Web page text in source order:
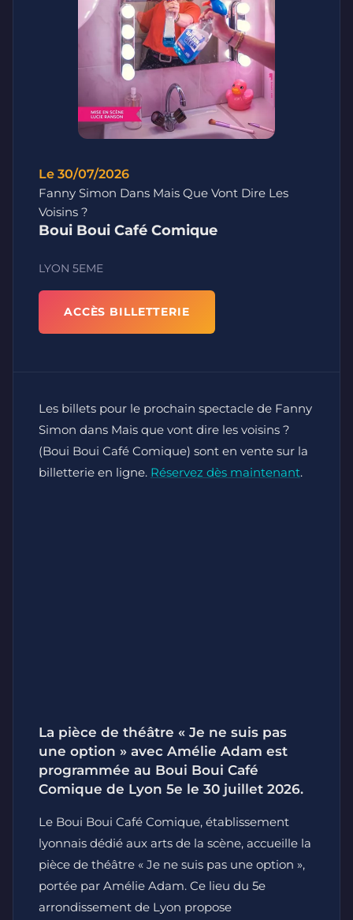
Le 30/07/2026
Fanny Simon Dans Mais Que Vont Dire Les
Voisins ?
Boui Boui Café Comique
LYON 5EME
ACCÈS BILLETTERIE
Les billets pour le prochain spectacle de Fanny
Simon dans Mais que vont dire les voisins ?
(Boui Boui Café Comique) sont en vente sur la
billetterie en ligne. Réservez dès maintenant.
La pièce de théâtre « Je ne suis pas
une option » avec Amélie Adam est
programmée au Boui Boui Café
Comique de Lyon 5e le 30 juillet 2026.
Le Boui Boui Café Comique, établissement
lyonnais dédié aux arts de la scène, accueille la
pièce de théâtre « Je ne suis pas une option »,
portée par Amélie Adam. Ce lieu du 5e
arrondissement de Lyon propose